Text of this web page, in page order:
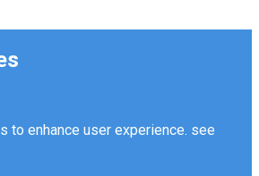
to enhance user experience. see